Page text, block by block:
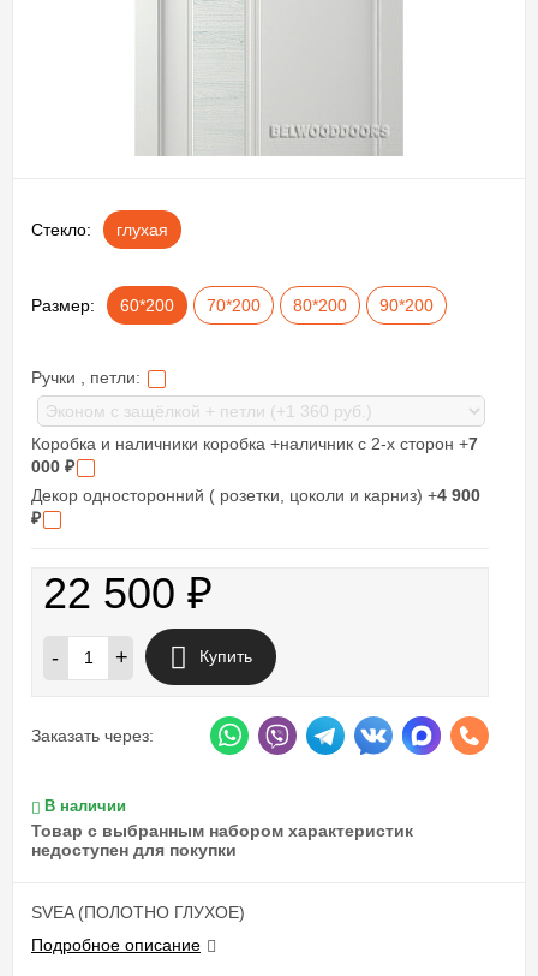
Стекло: глухая
Размер: 60*200 70*200 80*200 90*200
Ручки , петли:
Коробка и наличники коробка +наличник с 2-х сторон +7
000 ₽
Декор односторонний ( розетки, цоколи и карниз) +4 900
₽
22 500 ₽
- + Купить
Заказать через:
В наличии
Товар с выбранным набором характеристик
недоступен для покупки
SVEA (ПОЛОТНО ГЛУХОЕ)
Подробное описание